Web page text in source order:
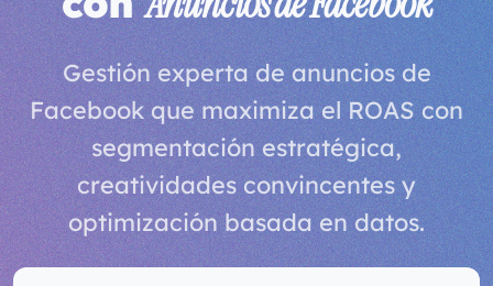
Gestión experta de anuncios de
Facebook que maximiza el ROAS con
segmentación estratégica,
creatividades convincentes y
optimización basada en datos.